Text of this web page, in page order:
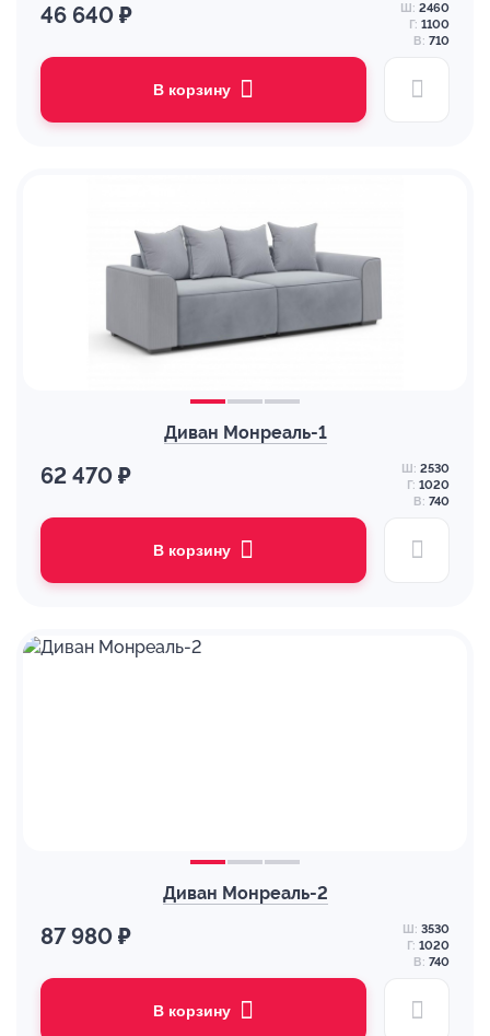
46 640 ₽ Ш: 2460
Г: 1100
В: 710
В корзину
Диван Монреаль-1
62 470 ₽ Ш: 2530
Г: 1020
В: 740
В корзину
Диван Монреаль-2
87 980 ₽ Ш: 3530
Г: 1020
В: 740
В корзину